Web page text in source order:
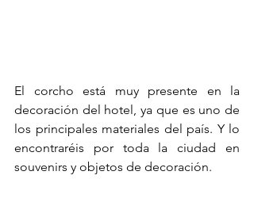
El corcho está muy presente en la
decoración del hotel, ya que es uno de
los principales materiales del país. Y lo
encontraréis por toda la ciudad en
souvenirs y objetos de decoración.